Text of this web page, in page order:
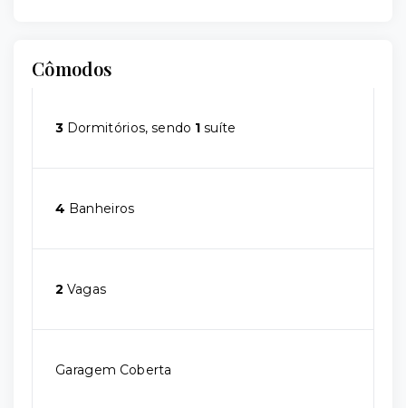
Cômodos
3 Dormitórios, sendo 1 suíte
4 Banheiros
2 Vagas
Garagem Coberta